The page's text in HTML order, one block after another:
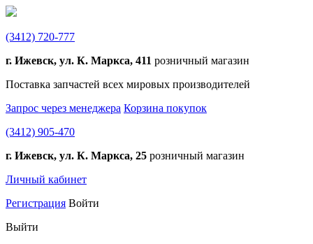
(3412) 720-777
г. Ижевск, ул. К. Маркса, 411 розничный магазин
Поставка запчастей всех мировых производителей
Запрос через менеджера Корзина покупок
(3412) 905-470
г. Ижевск, ул. К. Маркса, 25 розничный магазин
Личный кабинет
Регистрация Войти
Выйти